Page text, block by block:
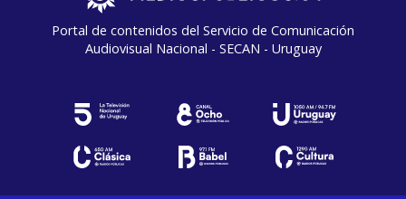
Portal de contenidos del Servicio de Comunicación
Audiovisual Nacional - SECAN - Uruguay